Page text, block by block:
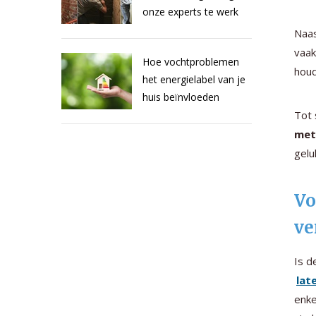
onze experts te werk
Hoe vochtproblemen
het energielabel van je
huis beïnvloeden
Tot
Is